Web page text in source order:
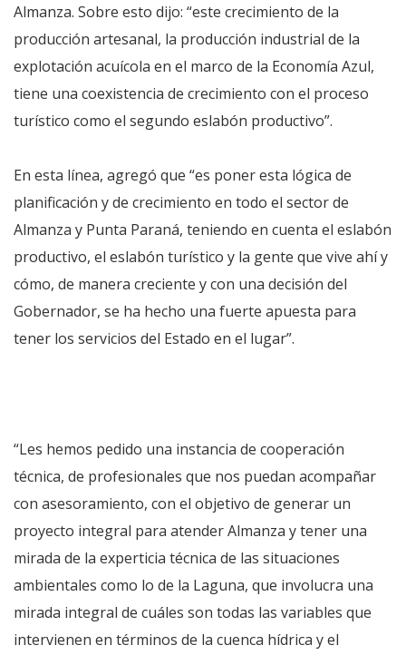
Almanza. Sobre esto dijo: “este crecimiento de la
producción artesanal, la producción industrial de la
explotación acuícola en el marco de la Economía Azul,
tiene una coexistencia de crecimiento con el proceso
turístico como el segundo eslabón productivo”.
En esta línea, agregó que “es poner esta lógica de
planificación y de crecimiento en todo el sector de
Almanza y Punta Paraná, teniendo en cuenta el eslabón
productivo, el eslabón turístico y la gente que vive ahí y
cómo, de manera creciente y con una decisión del
Gobernador, se ha hecho una fuerte apuesta para
tener los servicios del Estado en el lugar”.
“Les hemos pedido una instancia de cooperación
técnica, de profesionales que nos puedan acompañar
con asesoramiento, con el objetivo de generar un
proyecto integral para atender Almanza y tener una
mirada de la experticia técnica de las situaciones
ambientales como lo de la Laguna, que involucra una
mirada integral de cuáles son todas las variables que
intervienen en términos de la cuenca hídrica y el